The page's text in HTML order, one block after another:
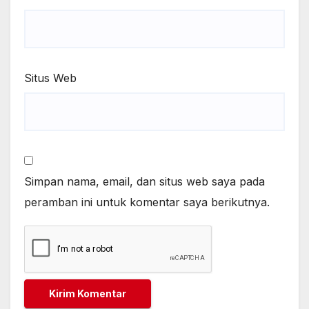
Situs Web
Simpan nama, email, dan situs web saya pada
peramban ini untuk komentar saya berikutnya.